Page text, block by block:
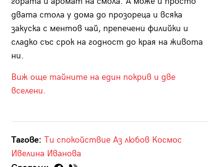
двата стола у дома до прозореца и всяка
закуска с ментов чай, препечени филийки и
сладко със срок на годност до края на живота
ни.
Виж още тайните на един покрив и две
вселени.
Тагове: Ти спокойствие Аз любов Космос
Ивелина Иванова